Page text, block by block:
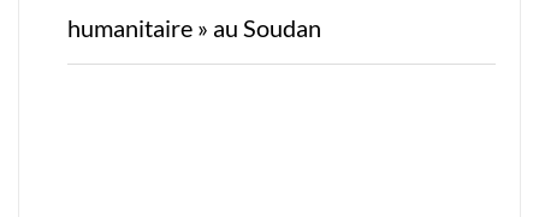
humanitaire » au Soudan